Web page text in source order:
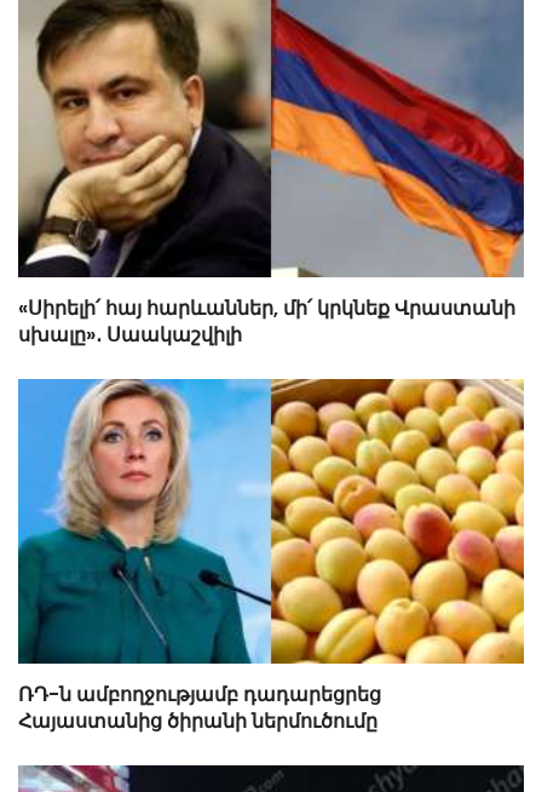
«Սիրելի՛ հայ հարևաններ, մի՛ կրկնեք Վրաստանի
սխալը»․ Սաակաշվիլի
ՌԴ-ն ամբողջությամբ դադարեցրեց
Հայաստանից ծիրանի ներմուծումը